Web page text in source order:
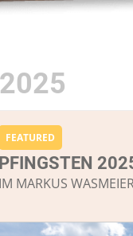
FEATURED
PFINGSTEN
IM MARKUS